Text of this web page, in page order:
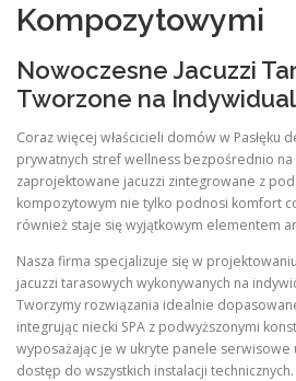
Kompozytowymi
Nowoczesne Jacuzzi
Tworzone na
Coraz więcej właścicieli domów w Pasłęku
prywatnych stref wellness bezpośrednio na
zaprojektowane jacuzzi zintegrowane z
kompozytowym nie tylko podnosi komfort
również staje się wyjątkowym elementem
Nasza firma specjalizuje się w
jacuzzi tarasowych wykonywanych na
Tworzymy rozwiązania idealnie
integrując niecki SPA z podwyższonymi
wyposażając je w ukryte panele serwisowe
dostęp do wszystkich instalacji technicznych.